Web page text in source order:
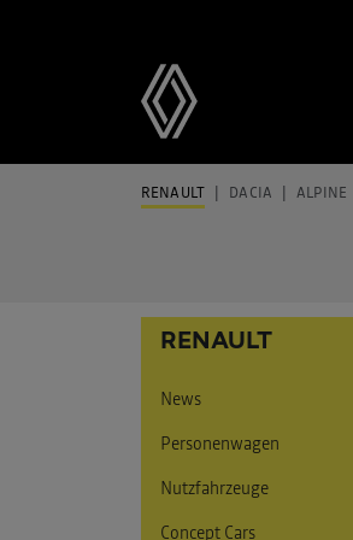
RENAULT DACIA ALPINE
RENAULT
News
Personenwagen
Twingo
Twingo E-Tech Electric
5 E-Tech Electric
Nutzfahrzeuge
Express
Concept Cars